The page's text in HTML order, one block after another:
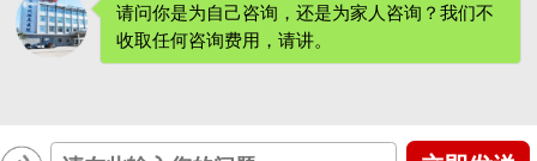
请问你是为自己咨询，还是为家人咨询？我们不
收取任何咨询费用 ，请讲。